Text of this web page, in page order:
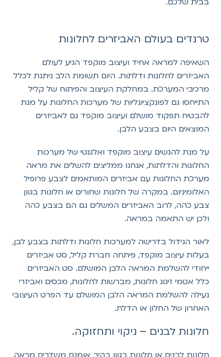
טרנדים בעולם האביזרים לחלונות
השאיפה למראה אחיד ועיצוב מוקפד הגיע לעולם
האביזרים לחלונות ודלתות. היום תשומת הלב ניתנת לכלל
מרכיבי המערכת. במחלקת העיצוב והפיתוח של קליל
התייחסו גם לפונקציונליות של מערכות החלונות על מנת
להבטיח תפקוד מושלם ועיצוב מוקפד גם לאביזרים
המוצאים היום בצבע הלבן.
על מנת להגשים עיצוב מוקפד ואלגנטי של מערכות
החלונות והדלתות, אנחנו ממליצים להשלים את מראה
מערכת החלונות עם אביזרים המותאמים לצבע פרופיל
האלומיניום. במקרה של חלונות שחורים או חלונות בגוון
צבע כהה, לרוב האביזרים המשלים גם הם בצבע כהה
ולכן יש התאמה במראה.
לאור הגידול בדרישה למערכות חלונות ודלתות בצבע לבן,
בעלות עיצוב מוקפד, פיתחה חברת קליל, סט אביזרים
ייחודי להשלמת המראה הלבן המושלם. סט האביזרים
כלל אטמי זיגוג חלונות, מברשות לחלונות, מכסים ואביזרי
נעילה להשלמת המראה הלבן המושלם עד הפרט העיצובי
האחרון של החלון או הדלת.
חלונות לבנים – ניקוי ותחזוקה.